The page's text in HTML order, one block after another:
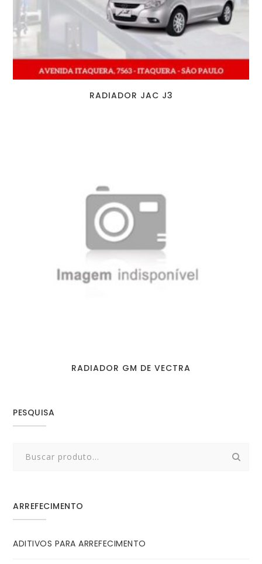
RADIADOR JAC J3
RADIADOR GM DE VECTRA
PESQUISA
ARREFECIMENTO
ADITIVOS PARA ARREFECIMENTO